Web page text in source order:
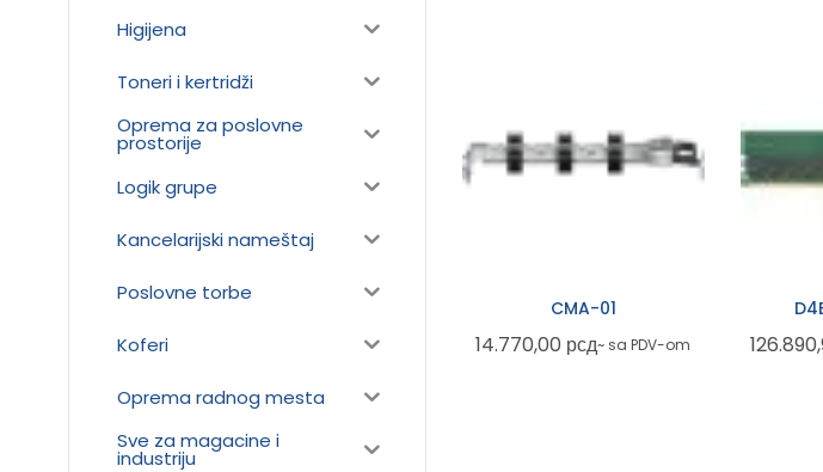
CMA-01
14.770,00 рсд~ sa PDV-om
Higijena
Toneri i kertridži
Oprema za poslovne
prostorije
Logik grupe
Kancelarijski nameštaj
Poslovne torbe
Koferi
Oprema radnog mesta
Sve za magacine i
industriju